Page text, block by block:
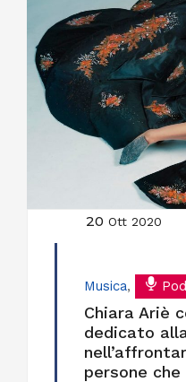
20 Ott 2020
Musica,
Chiara Ariè
dedicato
persone